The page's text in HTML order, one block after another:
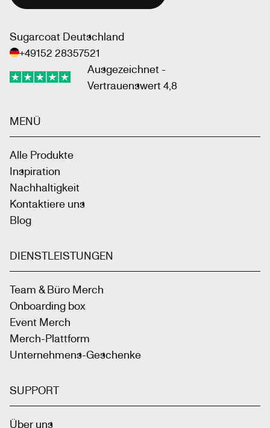
Sugarcoat Deutschland
+49152 28357521
Ausgezeichnet -
Vertrauenswert 4,8
MENÜ
Alle Produkte
Inspiration
Nachhaltigkeit
Kontaktiere uns
Blog
DIENSTLEISTUNGEN
Team & Büro Merch
Onboarding box
Event Merch
Merch-Plattform
Unternehmens-Geschenke
SUPPORT
Über uns